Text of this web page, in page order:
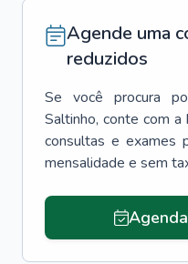
Agende uma
reduzidos
Se você procura
Saltinho, conte com a
consultas e exames
mensalidade e sem